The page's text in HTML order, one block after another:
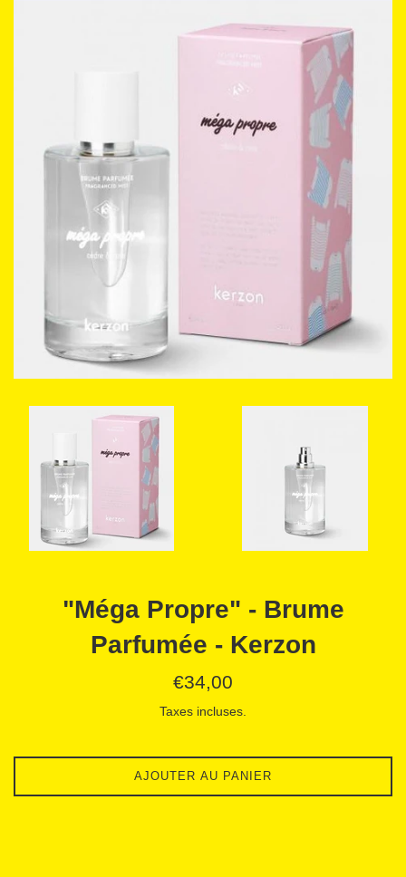
"Méga Propre" - Brume
Parfumée - Kerzon
Prix
€34,00
Taxes incluses.
AJOUTER AU PANIER